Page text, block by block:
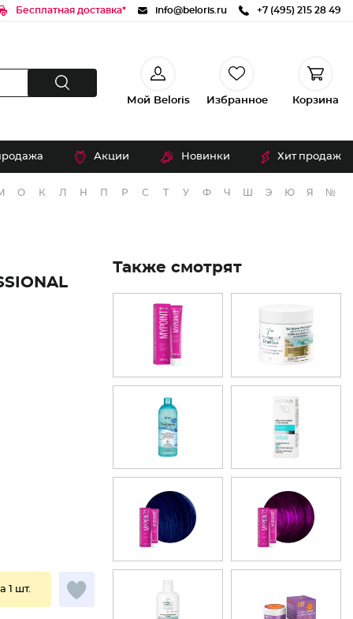
Бесплатная доставка* info@beloris.ru +7 (495) 215 28 49
Мой Beloris Избранное Корзина
Акции Новинки Хит продаж
О К Л Н П Р С Т У Ф Ч Э Ю Я №
1 шт.
Также смотрят